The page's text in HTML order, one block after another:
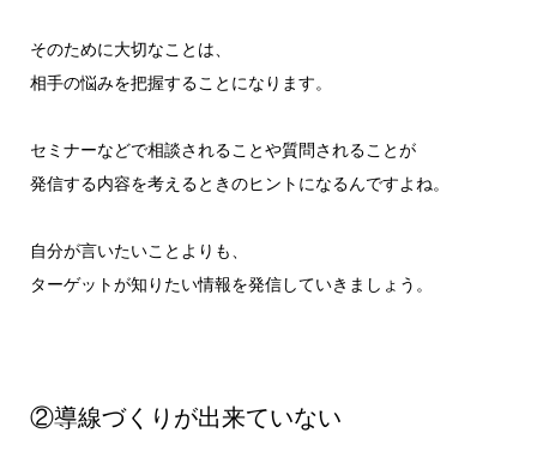
そのために大切なことは、
相手の悩みを把握することになります。
セミナーなどで相談されることや質問されることが
発信する内容を考えるときのヒントになるんですよね。
自分が言いたいことよりも、
ターゲットが知りたい情報を発信していきましょう。
②導線づくりが出来ていない